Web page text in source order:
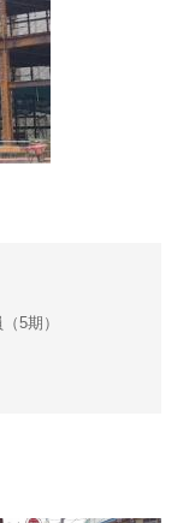
（5期）